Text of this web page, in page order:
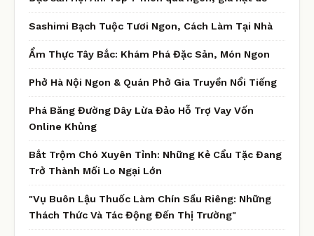
Sashimi Bạch Tuộc Tươi Ngon, Cách Làm Tại Nhà
Ẩm Thực Tây Bắc: Khám Phá Đặc Sản, Món Ngon
Phở Hà Nội Ngon & Quán Phở Gia Truyền Nổi Tiếng
Phá Băng Đường Dây Lừa Đảo Hỗ Trợ Vay Vốn
Online Khủng
Bắt Trộm Chó Xuyên Tỉnh: Những Kẻ Cẩu Tặc Đang
Trở Thành Mối Lo Ngại Lớn
"Vụ Buôn Lậu Thuốc Làm Chín Sầu Riêng: Những
Thách Thức Và Tác Động Đến Thị Trường"